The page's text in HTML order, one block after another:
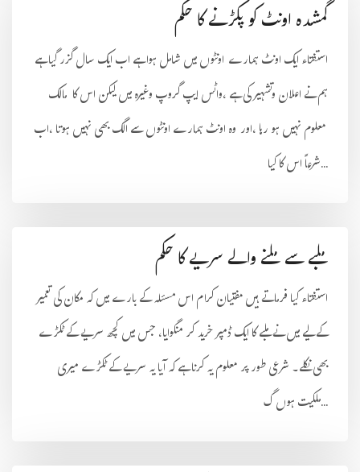
گمشده اونٹ کو پکڑنے کا حکم
استفتاء ایک اونٹ ہمارے اونٹوں میں شامل ہوا ہے اب ایک سال گزر گیا ہے
ہم نے اعلان وتشہیر کی ہے ،واٹس ایپ گروپ وغیرہ میں لیکن اس کا مالک
معلوم نہیں ہو رہا ،اور وہ اونٹ ہمارے اونٹوں سے الگ بھی نہیں ہوتا ،اب
شرعاً اس کا کیا...
ملبے سے ملنے والے سریے کا حکم
استفتاء کیا فرماتے ہیں مفتیان کرام اس مسئلہ کے بارے میں کہ مکان کی تعمیر
کے لیے میں نے ملبے کا ایک ڈمپر خرید کر منگوایا، جس میں کچھ سریے کے ٹکڑے
بھی نکلے۔ شرعی طور پر معلوم یہ کرنا ہے کہ آیا یہ سریے کے ٹکڑے میری
ملکیت ہوں گ...